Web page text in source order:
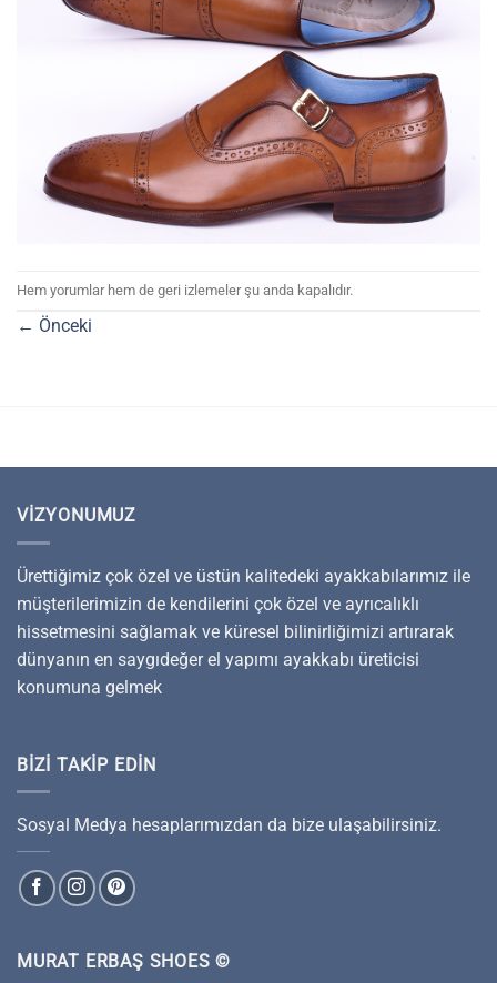
Hem yorumlar hem de geri izlemeler şu anda kapalıdır.
← Önceki
VIZYONUMUZ
Ürettiğimiz çok özel ve üstün kalitedeki ayakkabılarımız ile
müşterilerimizin de kendilerini çok özel ve ayrıcalıklı
hissetmesini sağlamak ve küresel bilinirliğimizi artırarak
dünyanın en saygıdeğer el yapımı ayakkabı üreticisi
konumuna gelmek
BIZI TAKIP EDIN
Sosyal Medya hesaplarımızdan da bize ulaşabilirsiniz.
MURAT ERBAŞ SHOES ©